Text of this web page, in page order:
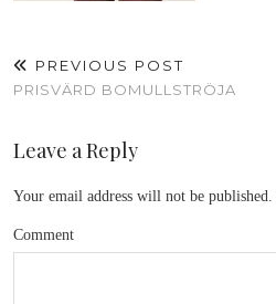
PREVIOUS POST
PRISVÄRD BOMULLSTRÖJA
Leave a Reply
Your email address will not be published.
Comment